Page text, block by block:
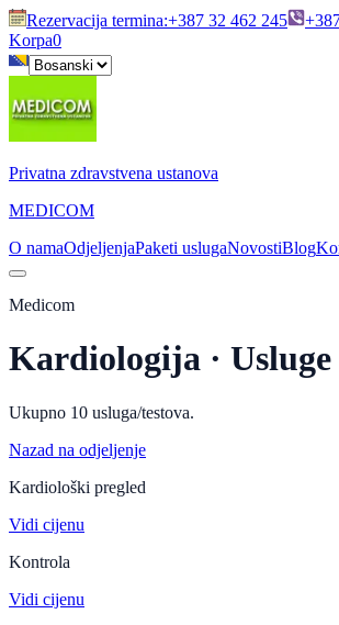
Rezervacija termina:+387 32 462 245
Korpa0
Privatna zdravstvena ustanova
MEDICOM
O namaOdjeljenjaPaketi uslugaNovostiBlog
Medicom
Kardiologija · Usluge
Ukupno 10 usluga/testova.
Nazad na odjeljenje
Kardiološki pregled
Vidi cijenu
Kontrola
Vidi cijenu